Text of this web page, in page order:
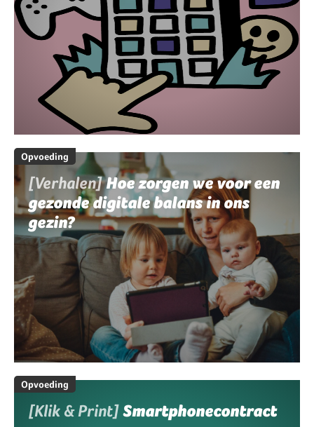
Opvoeding
[Verhalen]Hoe zorgen we voor een
gezonde digitale balans in ons
gezin?
Opvoeding
[Klik & Print]Smartphonecontract